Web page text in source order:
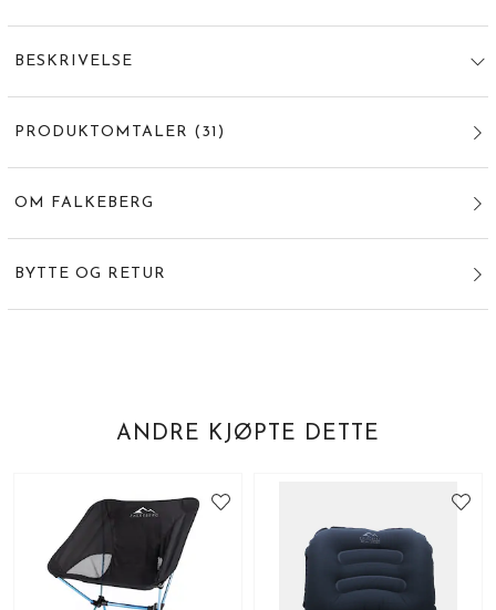
BESKRIVELSE
PRODUKTOMTALER ( 31 )
OM FALKEBERG
BYTTE OG RETUR
ANDRE KJØPTE DETTE